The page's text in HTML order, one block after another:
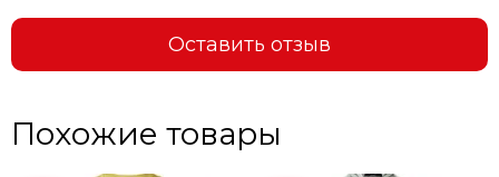
Оставить отзыв
Похожие товары